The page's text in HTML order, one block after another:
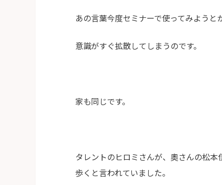
あの言葉今度セミナーで使ってみよう
意識がすぐ拡散してしまうのです。
家も同じです。
タレントのヒロミさんが、奧さんの松
歩くと言われていました。